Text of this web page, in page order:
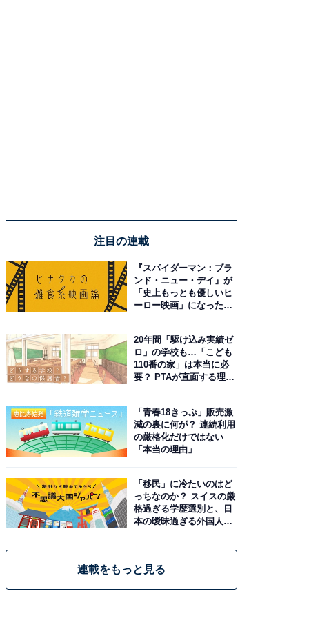
注目の連載
『スパイダーマン：ブラ
ンド・ニュー・デイ』が
「史上もっとも優しいヒ
ーロー映画」になった理
20年間「駆け込み実績ゼ
ロ」の学校も…「こども
110番の家」は本当に必
要？ PTAが直面する理想
「青春18きっぷ」販売激
減の裏に何が？ 連続利用
の厳格化だけではない
「本当の理由」
「移民」に冷たいのはど
っちなのか？ スイスの厳
格過ぎる学歴選別と、日
本の曖昧過ぎる外国人政
連載をもっと見る